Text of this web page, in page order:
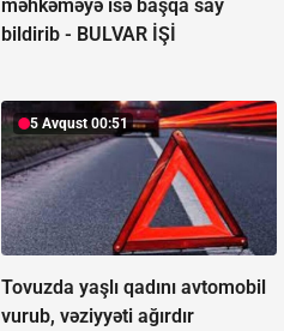
məhkəməyə isə başqa say
bildirib - BULVAR İŞİ
5 Avqust 00:51
Tovuzda yaşlı qadını avtomobil
vurub, vəziyyəti ağırdır